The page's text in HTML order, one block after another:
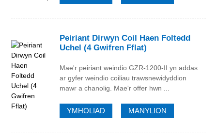
Peiriant Dirwyn Coil Haen Foltedd
Uchel (4 Gwifren Fflat)
Mae'r peiriant weindio GZR-1200-II yn addas
ar gyfer weindio coiliau trawsnewidyddion
mawr a chanolig. Mae'r offer hwn ...
YMHOLIAD MANYLION